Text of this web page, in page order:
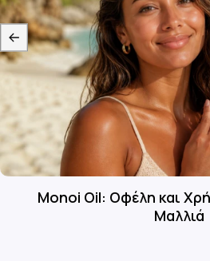
Monoi Oil: Οφέλη και
Μαλλιά